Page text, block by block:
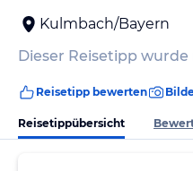
Kulmbach/Bayern
Dieser Reisetipp
Reisetipp bewerten
Reisetippübersicht